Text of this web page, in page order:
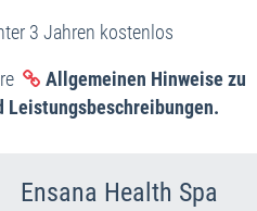
3 Jahren kostenlos
Allgemeinen Hinweise zu
Ensana Health Spa